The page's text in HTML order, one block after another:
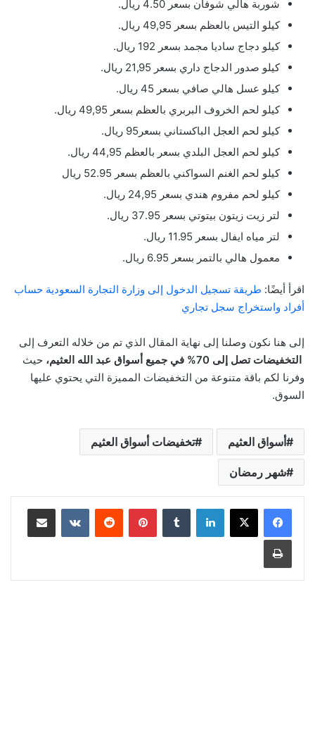
شوربة هالي شوفان بسعر 4.50 ريال.
كيلو التيس بالعظم بسعر 49,95 ريال.
كيلو دجاج ساديا مجمد بسعر 192 ريال.
كيلو صدور الدجاج داري بسعر 21,95 ريال.
كيلو عسل هالي صافي بسعر 45 ريال.
كيلو لحم الخروف البربري بالعظم بسعر 49,95 ريال.
كيلو لحم العجل الباكستاني بسعر95 ريال.
كيلو لحم العجل البلدي بسعر بالعظم 44,95 ريال.
كيلو لحم الغنم السواكني بالعظم بسعر 52.95 ريال
كيلو لحم مفروم هندي بسعر 24,95 ريال.
لتر زيت زيتون بيتوتي بسعر 37.95 ريال.
لتر مياه ايفال بسعر 11.95 ريال.
معمول هالي بالتمر بسعر 6.95 ريال.
اقرأ أيضًا: طريقة تسجيل الدخول إلى وزارة التجارة السعودية حساب
أفراد واستخراج سجل تجاري
إلى هنا نكون وصلنا إلى نهاية المقال الذي تم من خلاله التعرف إلى
التخفيضات تصل إلى 70% في جميع أسواق عبد الله العثيم،
حيث
وفرنا لكم باقة متنوعة من التخفيضات المميزة التي يحتوي عليها
السوق.
أسواق العثيم تخفيضات أسواق العثيم
شهر رمضان
لينكدإن بينتيريست